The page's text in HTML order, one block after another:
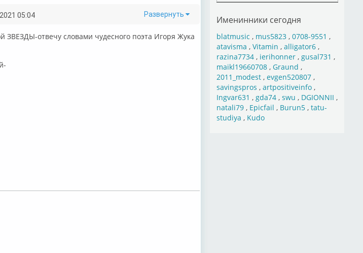
Развернуть
05:04
ЗВЕЗДЫ-отвечу словами чудесного поэта Игоря Жука
Именинники сегодня
blatmusic , mus5823, 0708-9551 ,
atavisma , Vitamin , alligator6,
razina7734, ierihonner, gusal731 ,
maikl19660708, Graund ,
2011_modest, evgen520807,
savingspros , artpositiveinfo,
Ingvar631 , gda74, swu , DGIONNII ,
natali79, Epicfail , Burun5, tatu-
studiya , Kudo